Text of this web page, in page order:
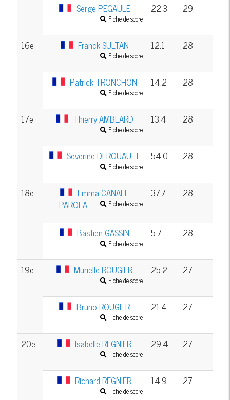
Serge PEGAULE
Fiche de score
22.3 29
16e Franck SULTAN
Fiche de score
12.1 28
Patrick TRONCHON
Fiche de score
14.2 28
17e Thierry AMBLARD
Fiche de score
13.4 28
Severine DEROUAULT
Fiche de score
54.0 28
18e
Emma CANALE
PAROLA
Fiche de score
37.7 28
Bastien GASSIN
Fiche de score
5.7 28
19e Murielle ROUGIER
Fiche de score
25.2 27
Bruno ROUGIER
Fiche de score
21.4 27
20e Isabelle REGNIER
Fiche de score
29.4 27
Richard REGNIER
Fiche de score
14.9 27